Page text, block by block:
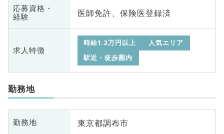
応募資格・
経験
医師免許、保険医登録済
求人特徴
時給1.3万円以上
人気エリア
駅近・徒歩圏内
勤務地
勤務地 東京都調布市